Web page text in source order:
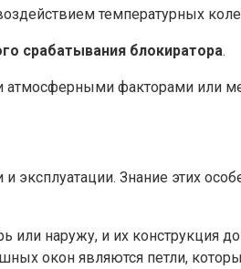
температурных
срабатывания блокиратора.
атмосферными факторами или
Знание этих
наружу, и их конструкция
окон являются петли,